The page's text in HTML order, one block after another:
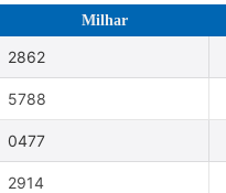
Milhar
2862
5788
0477
2914